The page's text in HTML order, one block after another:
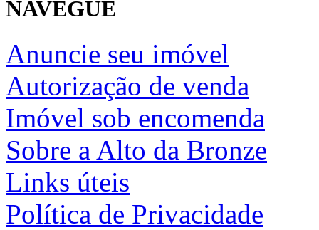
NAVEGUE
Anuncie seu imóvel
Autorização de venda
Imóvel sob encomenda
Sobre a Alto da Bronze
Links úteis
Política de Privacidade